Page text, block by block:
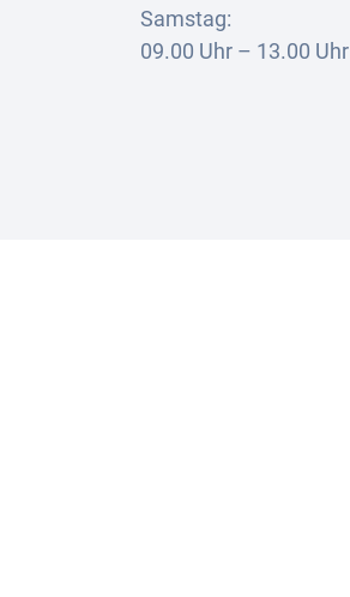
Samstag:
09.00 Uhr – 13.00 Uhr